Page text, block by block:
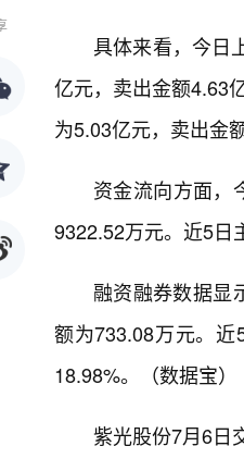
具体来看，今日
亿元，卖出金额4.63
为5.03亿元，卖出金
资金流向方面，
9322.52万元。近5日
融资融券数据显
额为733.08万元。
18.98%。（数据宝）
紫光股份7月6日